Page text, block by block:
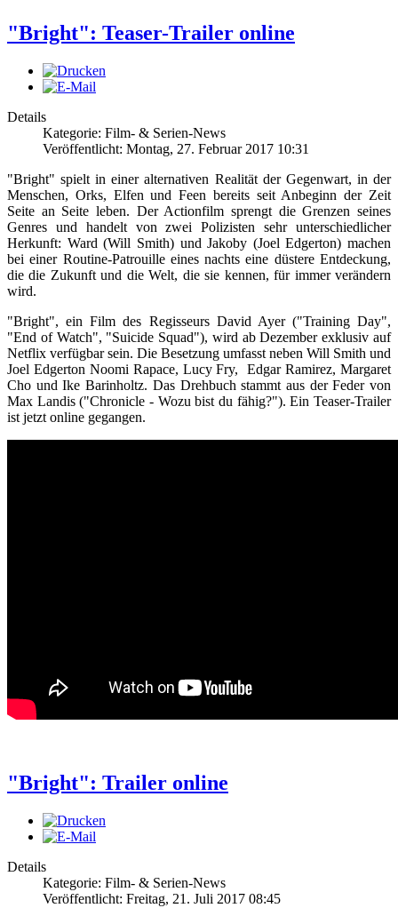
"Bright": Teaser-Trailer online
Details
Kategorie: Film- & Serien-News
Veröffentlicht: Montag, 27. Februar 2017 10:31
"Bright" spielt in einer alternativen Realität der Gegenwart, in der
Menschen, Orks, Elfen und Feen bereits seit Anbeginn der Zeit
Seite an Seite leben. Der Actionfilm sprengt die Grenzen seines
Genres und handelt von zwei Polizisten sehr unterschiedlicher
Herkunft: Ward (Will Smith) und Jakoby (Joel Edgerton) machen
bei einer Routine-Patrouille eines nachts eine düstere Entdeckung,
die die Zukunft und die Welt, die sie kennen, für immer verändern
wird.
"Bright", ein Film des Regisseurs David Ayer ("Training Day",
"End of Watch", "Suicide Squad"), wird ab Dezember exklusiv auf
Netflix verfügbar sein. Die Besetzung umfasst neben Will Smith und
Joel Edgerton Noomi Rapace, Lucy Fry, Edgar Ramirez, Margaret
Cho und Ike Barinholtz. Das Drehbuch stammt aus der Feder von
Max Landis ("Chronicle - Wozu bist du fähig?"). Ein Teaser-Trailer
ist jetzt online gegangen.
"Bright": Trailer online
Details
Kategorie: Film- & Serien-News
Veröffentlicht: Freitag, 21. Juli 2017 08:45